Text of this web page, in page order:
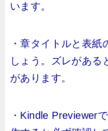
います。
・章タイトルと表紙
しょう。ズレがある
があります。
・Kindle Previewer